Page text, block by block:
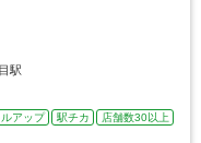
駅
アップ 駅チカ
店舗数30以上